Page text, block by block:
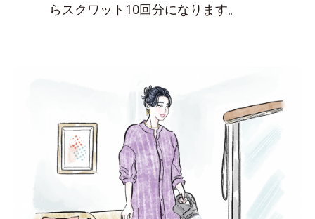
らスクワット10回分になります。